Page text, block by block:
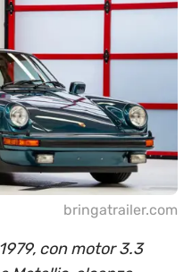
bringatrailer.com
con motor 3.3